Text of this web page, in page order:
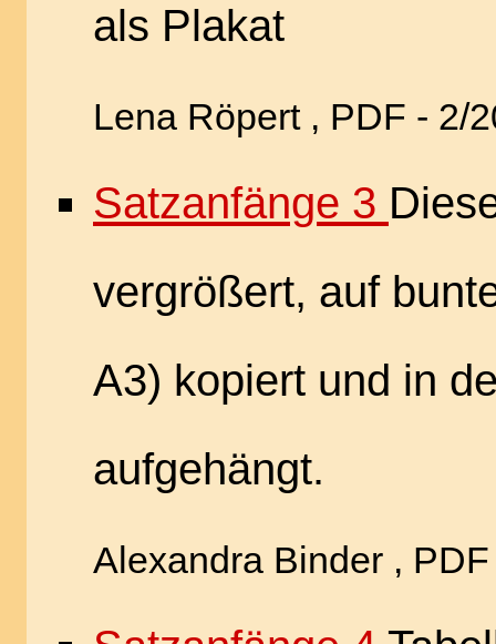
als Plakat
Lena Röpert , PDF - 2/
Satzanfänge 3
vergrößert, auf
A3) kopiert und in
aufgehängt.
Alexandra Binder ,